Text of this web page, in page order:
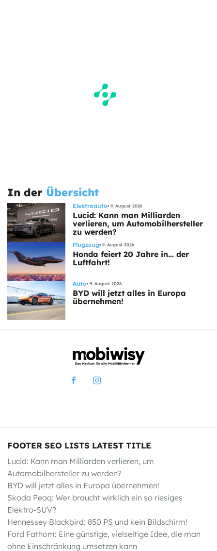
In der Übersicht
Elektroauto 9. August 2026
Lucid: Kann man Milliarden
verlieren, um Automobilhersteller
zu werden?
Flugzeug 9. August 2026
Honda feiert 20 Jahre in… der
Luftfahrt!
Auto 9. August 2026
BYD will jetzt alles in Europa
übernehmen!
FOOTER SEO LISTS LATEST TITLE
Lucid: Kann man Milliarden verlieren, um
Automobilhersteller zu werden?
BYD will jetzt alles in Europa übernehmen!
Skoda Peaq: Wer braucht wirklich ein so riesiges
Elektro-SUV?
Hennessey Blackbird: 850 PS und kein Bildschirm!
Ford Fathom: Eine günstige, vielseitige Idee, die man
ohne Einschränkung umsetzen kann